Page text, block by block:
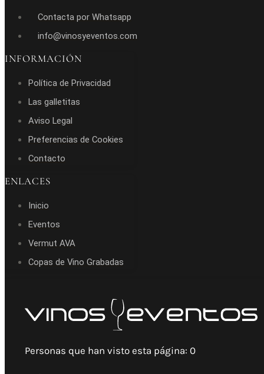
Contacta por Whatsapp
info@vinosyeventos.com
INFORMACIÓN
Política de Privacidad
Las galletitas
Aviso Legal
Preferencias de Cookies
Contacto
ENLACES
Inicio
Eventos
Vermut AVA
Copas de Vino Grabadas
Personas que han visto esta página: 0